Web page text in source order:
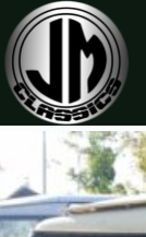
naar
de
inhoud